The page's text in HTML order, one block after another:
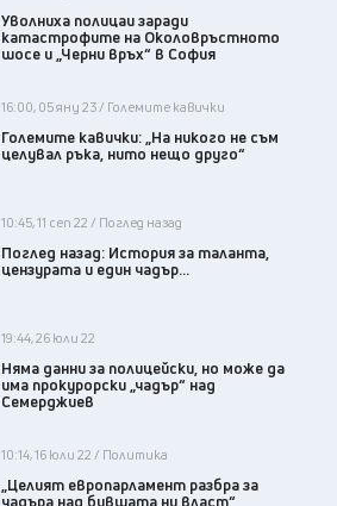
Уволниха полицаи заради
катастрофите на Околовръстното
шосе и „Черни връх“ в София
16:00, 05 яну 23 / Големите кавички
Големите кавички: „На никого не съм
целувал ръка, нито нещо друго“
10:45, 11 сеп 22 / Поглед назад
Поглед назад: История за таланта,
цензурата и един чадър…
19:44, 26 юли 22
Няма данни за полицейски, но може да
има прокурорски „чадър“ над
Семерджиев
10:14, 16 юли 22 / Политика
„Целият европарламент разбра за
чадъра над бившата ни власт“